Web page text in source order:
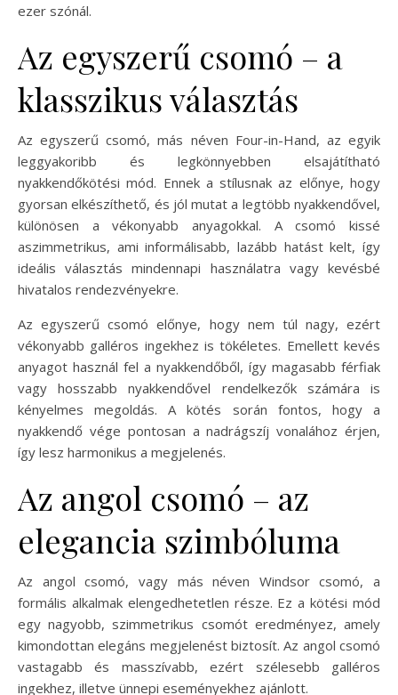
ezer szónál.
Az egyszerű csomó – a
klasszikus választás
Az egyszerű csomó, más néven Four-in-Hand, az egyik
leggyakoribb és legkönnyebben elsajátítható
nyakkendőkötési mód. Ennek a stílusnak az előnye, hogy
gyorsan elkészíthető, és jól mutat a legtöbb nyakkendővel,
különösen a vékonyabb anyagokkal. A csomó kissé
aszimmetrikus, ami informálisabb, lazább hatást kelt, így
ideális választás mindennapi használatra vagy kevésbé
hivatalos rendezvényekre.
Az egyszerű csomó előnye, hogy nem túl nagy, ezért
vékonyabb galléros ingekhez is tökéletes. Emellett kevés
anyagot használ fel a nyakkendőből, így magasabb férfiak
vagy hosszabb nyakkendővel rendelkezők számára is
kényelmes megoldás. A kötés során fontos, hogy a
nyakkendő vége pontosan a nadrágszíj vonalához érjen,
így lesz harmonikus a megjelenés.
Az angol csomó – az
elegancia szimbóluma
Az angol csomó, vagy más néven Windsor csomó, a
formális alkalmak elengedhetetlen része. Ez a kötési mód
egy nagyobb, szimmetrikus csomót eredményez, amely
kimondottan elegáns megjelenést biztosít. Az angol csomó
vastagabb és masszívabb, ezért szélesebb galléros
ingekhez, illetve ünnepi eseményekhez ajánlott.